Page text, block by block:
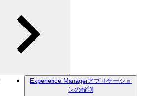
Experience Managerアプリケーショ
ンの役割